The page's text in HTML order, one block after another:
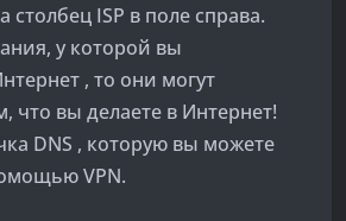
столбец ISP в поле справа.
у которой вы
, то они могут
что вы делаете в Интернет!
DNS , которую вы можете
VPN.